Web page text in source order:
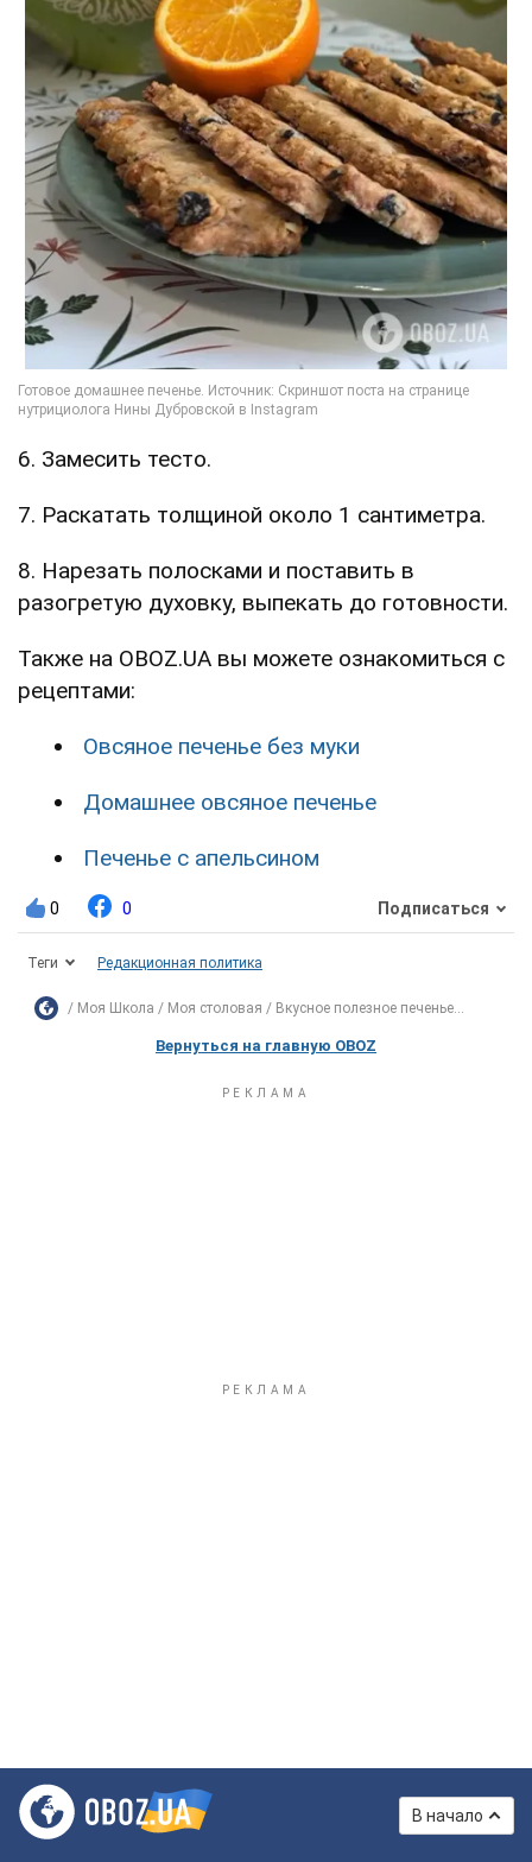
6. Замесить тесто.
7. Раскатать толщиной около 1 сантиметра.
8. Нарезать полосками и поставить в
разогретую духовку, выпекать до готовности.
Также на OBOZ.UA вы можете ознакомиться с
рецептами:
Овсяное печенье без муки
Домашнее овсяное печенье
Печенье с апельсином
0 0 Подписаться
Теги Редакционная политика
Моя Школа Моя столовая Вкусное полезное печенье...
Вернуться на главную OBOZ
В начало